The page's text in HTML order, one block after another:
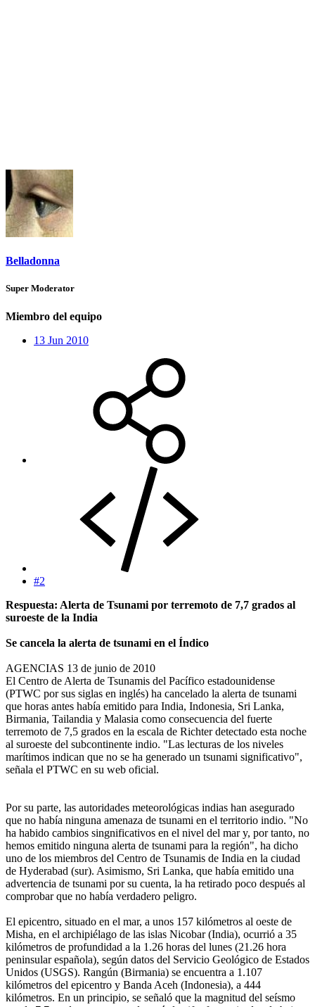
Belladonna
Super Moderator
Miembro del equipo
13 Jun 2010
#2
Respuesta: Alerta de Tsunami por terremoto de 7,7 grados al
suroeste de la India
Se cancela la alerta de tsunami en el Índico
AGENCIAS 13 de junio de 2010
El Centro de Alerta de Tsunamis del Pacífico estadounidense
(PTWC por sus siglas en inglés) ha cancelado la alerta de tsunami
que horas antes había emitido para India, Indonesia, Sri Lanka,
Birmania, Tailandia y Malasia como consecuencia del fuerte
terremoto de 7,5 grados en la escala de Richter detectado esta noche
al suroeste del subcontinente indio. "Las lecturas de los niveles
marítimos indican que no se ha generado un tsunami significativo",
señala el PTWC en su web oficial.
Por su parte, las autoridades meteorológicas indias han asegurado
que no había ninguna amenaza de tsunami en el territorio indio. "No
ha habido cambios singnificativos en el nivel del mar y, por tanto, no
hemos emitido ninguna alerta de tsunami para la región", ha dicho
uno de los miembros del Centro de Tsunamis de India en la ciudad
de Hyderabad (sur). Asimismo, Sri Lanka, que había emitido una
advertencia de tsunami por su cuenta, la ha retirado poco después al
comprobar que no había verdadero peligro.
El epicentro, situado en el mar, a unos 157 kilómetros al oeste de
Misha, en el archipiélago de las islas Nicobar (India), ocurrió a 35
kilómetros de profundidad a la 1.26 horas del lunes (21.26 hora
peninsular española), según datos del Servicio Geológico de Estados
Unidos (USGS). Rangún (Birmania) se encuentra a 1.107
kilómetros del epicentro y Banda Aceh (Indonesia), a 444
kilómetros. En un principio, se señaló que la magnitud del seísmo